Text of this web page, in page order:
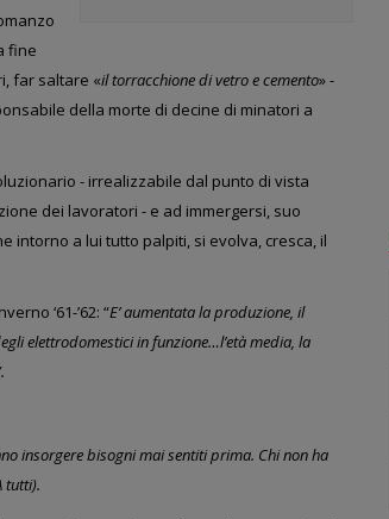
fine
far saltare «il torracchione di vetro e cemento»-
della morte di decine di minatori a
- irrealizzabile dal punto di vista
dei lavoratori - e ad immergersi, suo
intorno a lui tutto palpiti, si evolva, cresca, il
‘61-’62: “E’ aumentata la produzione, il
elettrodomestici in funzione…l’età media, la
insorgere bisogni mai sentiti prima. Chi non ha
tutti).